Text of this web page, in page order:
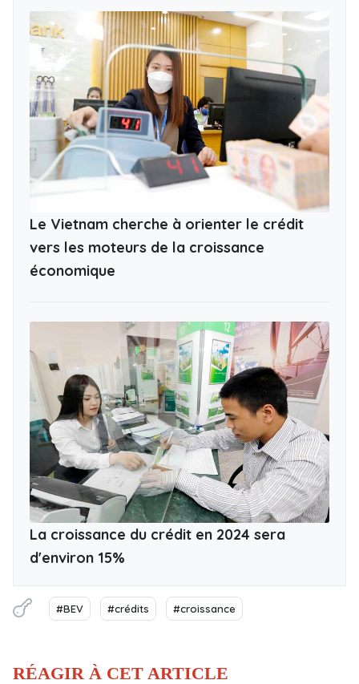
Le Vietnam cherche à orienter le crédit
vers les moteurs de la croissance
économique
La croissance du crédit en 2024 sera
d'environ 15%
#BEV #crédits #croissance